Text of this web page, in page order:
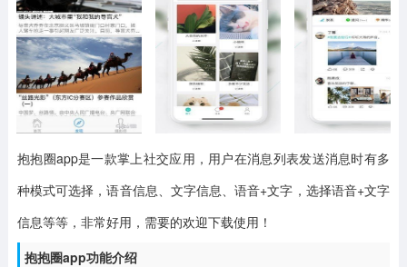
抱抱圈app是一款掌上社交应用，用户在消息列表发送消息时有多
种模式可选择，语音信息、文字信息、语音+文字，选择语音+文字
信息等等，非常好用，需要的欢迎下载使用！
抱抱圈app功能介绍